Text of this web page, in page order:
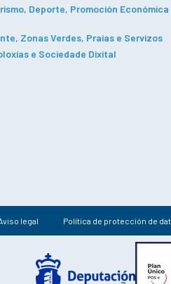
Deporte, Promoción
Zonas Verdes, Praias e Servizos
e Sociedade Dixital
legal Política de protección de